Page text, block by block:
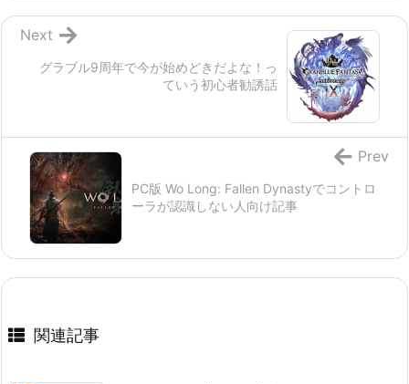
グラブル9周年で今が始めどきだよな！っ
ていう初心者勧誘話
Next
PC版 Wo Long: Fallen Dynastyでコントロ
ーラが認識しない人向け記事
Prev
関連記事